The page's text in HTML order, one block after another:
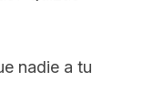
nadie a tu